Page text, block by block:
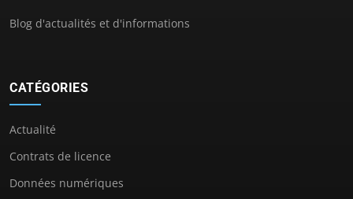
Blog d'actualités et d'informations
CATÉGORIES
Actualité
Contrats de licence
Données numériques